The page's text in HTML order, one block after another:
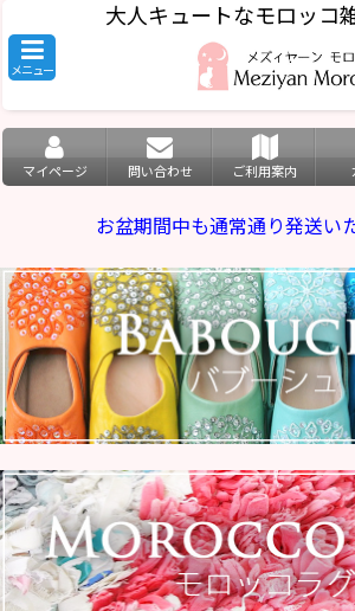
大人キュートなモロッコ
メニュー
マイページ 問い合わせ ご利用案内
お盆期間中も通常通り発送い